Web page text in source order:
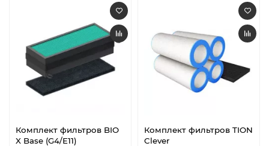
Комплект фильтров BIO
X Base (G4/E11)
Комплект фильтров TION
Clever